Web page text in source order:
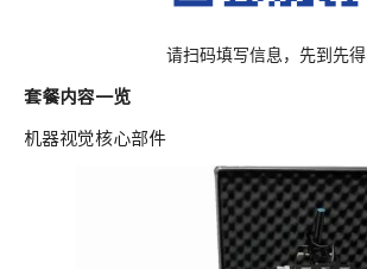
请扫码填写信息，先到先得
套餐内容一览
机器视觉核心部件